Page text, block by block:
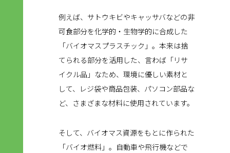
例えば、サトウキビやキャッサバなどの非
可食部分を化学的・生物学的に合成した
「バイオマスプラスチック」。本来は捨
てられる部分を活用した、言わば「リサ
イクル品」なため、環境に優しい素材と
して、レジ袋や商品包装、パソコン部品な
ど、さまざまな材料に使用されています。
そして、バイオマス資源をもとに作られた
「バイオ燃料」。自動車や飛行機などで